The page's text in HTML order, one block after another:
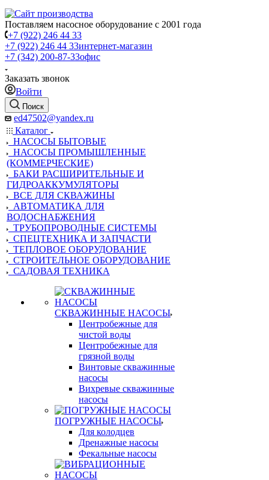
Поставляем насосное оборудование с 2001 года
+7 (922) 246 44 33
+7 (922) 246 44 33интернет-магазин
+7 (342) 200-87-33офис
Заказать звонок
Войти
Поиск
ed47502@yandex.ru
Каталог
НАСОСЫ БЫТОВЫЕ
НАСОСЫ ПРОМЫШЛЕННЫЕ
(КОММЕРЧЕСКИЕ)
БАКИ РАСШИРИТЕЛЬНЫЕ И
ГИДРОАККУМУЛЯТОРЫ
ВСЕ ДЛЯ СКВАЖИНЫ
АВТОМАТИКА ДЛЯ
ВОДОСНАБЖЕНИЯ
ТРУБОПРОВОДНЫЕ СИСТЕМЫ
СПЕЦТЕХНИКА И ЗАПЧАСТИ
ТЕПЛОВОЕ ОБОРУДОВАНИЕ
СТРОИТЕЛЬНОЕ ОБОРУДОВАНИЕ
САДОВАЯ ТЕХНИКА
СКВАЖИННЫЕ НАСОСЫ
Центробежные для
чистой воды
Центробежные для
грязной воды
Винтовые скважинные
насосы
Вихревые скважинные
насосы
ПОГРУЖНЫЕ НАСОСЫ
Для колодцев
Дренажные насосы
Фекальные насосы